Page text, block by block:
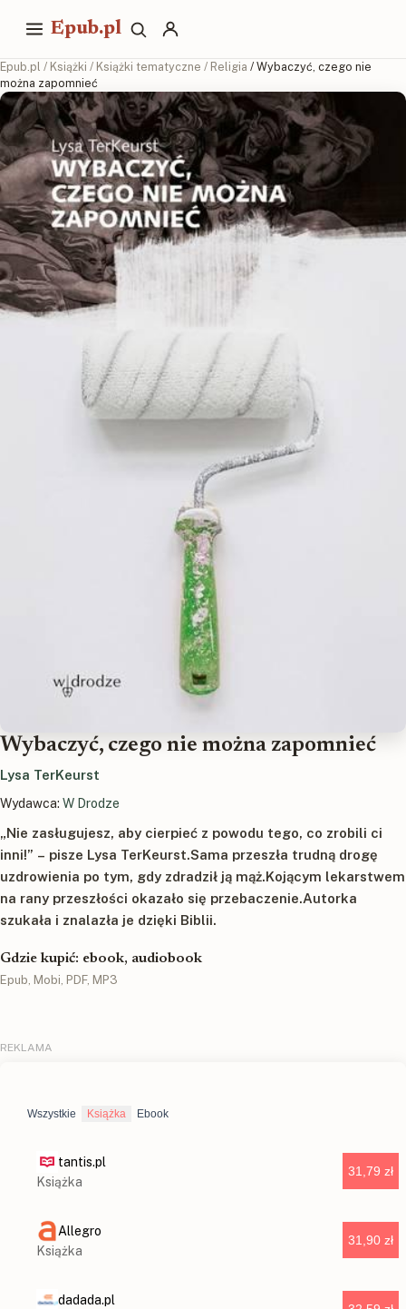
Epub.pl
Epub.pl / Książki / Książki tematyczne / Religia / Wybaczyć, czego nie
można zapomnieć
Wybaczyć, czego nie można zapomnieć
Lysa TerKeurst
Wydawca: W Drodze
„Nie zasługujesz, aby cierpieć z powodu tego, co zrobili ci
inni!” – pisze Lysa TerKeurst.Sama przeszła trudną drogę
uzdrowienia po tym, gdy zdradził ją mąż.Kojącym lekarstwem
na rany przeszłości okazało się przebaczenie.Autorka
szukała i znalazła je dzięki Biblii.
Gdzie kupić: ebook, audiobook
Epub, Mobi, PDF, MP3